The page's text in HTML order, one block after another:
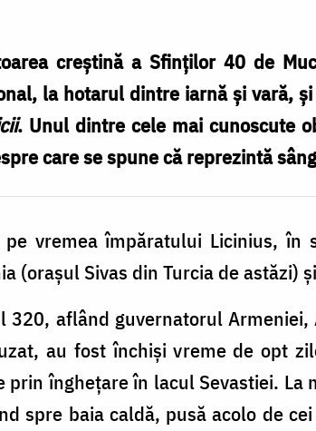
creștină a Sfinților 40 de
la hotarul dintre iarnă și vară,
. Unul dintre cele mai cunoscute
care se spune că reprezintă
pe vremea împăratului Licinius,
(orașul Sivas din Turcia de astăzi)
320, aflând guvernatorul
au fost închiși vreme de opt
prin înghețare în lacul Sevastiei.
spre baia caldă, pusă acolo de